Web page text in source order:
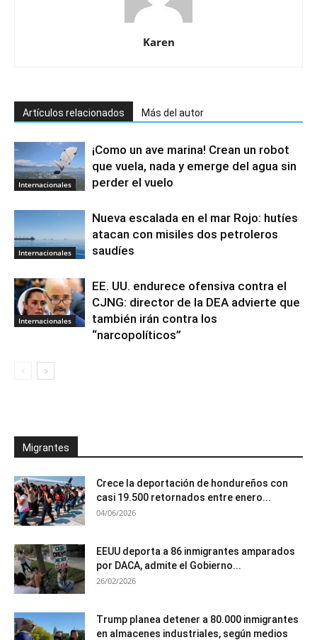
Karen
Artículos relacionados Más del autor
Internacionales
¡Como un ave marina! Crean un robot
que vuela, nada y emerge del agua sin
perder el vuelo
Internacionales
Nueva escalada en el mar Rojo: hutíes
atacan con misiles dos petroleros
saudíes
Internacionales
EE. UU. endurece ofensiva contra el
CJNG: director de la DEA advierte que
también irán contra los
“narcopolíticos”
Migrantes
Crece la deportación de hondureños con
casi 19.500 retornados entre enero...
04/06/2026
EEUU deporta a 86 inmigrantes amparados
por DACA, admite el Gobierno...
26/02/2026
Trump planea detener a 80.000 inmigrantes
en almacenes industriales, según medios